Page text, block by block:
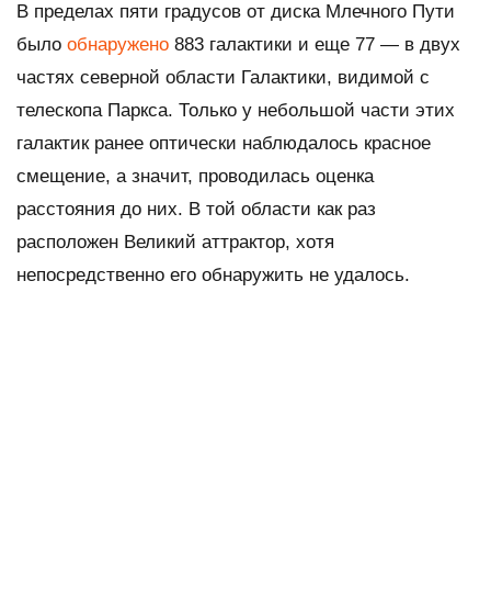
В пределах пяти градусов от диска Млечного Пути
было обнаружено 883 галактики и еще 77 — в двух
частях северной области Галактики, видимой с
телескопа Паркса. Только у небольшой части этих
галактик ранее оптически наблюдалось красное
смещение, а значит, проводилась оценка
расстояния до них. В той области как раз
расположен Великий аттрактор, хотя
непосредственно его обнаружить не удалось.